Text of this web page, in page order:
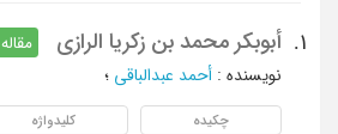
1. أبوبکر محمد بن زکریا الرازی
مقاله
نویسنده : أحمد عبدالباقی ؛
چکیده کلیدواژه